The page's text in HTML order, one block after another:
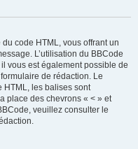
code HTML, vous offrant un
L’utilisation du BBCode
vous est également possible de
de rédaction. Le
HTML, les balises sont
place des chevrons « < » et
veuillez consulter le